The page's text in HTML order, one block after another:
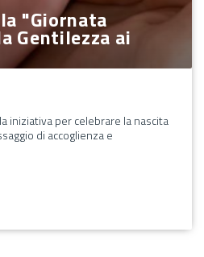
"Giornata
Gentilezza ai
iniziativa per celebrare la nascita
di accoglienza e